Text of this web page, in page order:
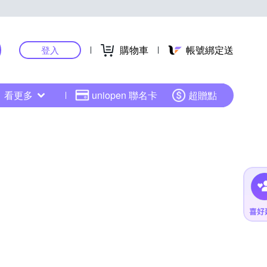
登入 購物車 帳號綁定送
看更多 uniopen 聯名卡 超贈點